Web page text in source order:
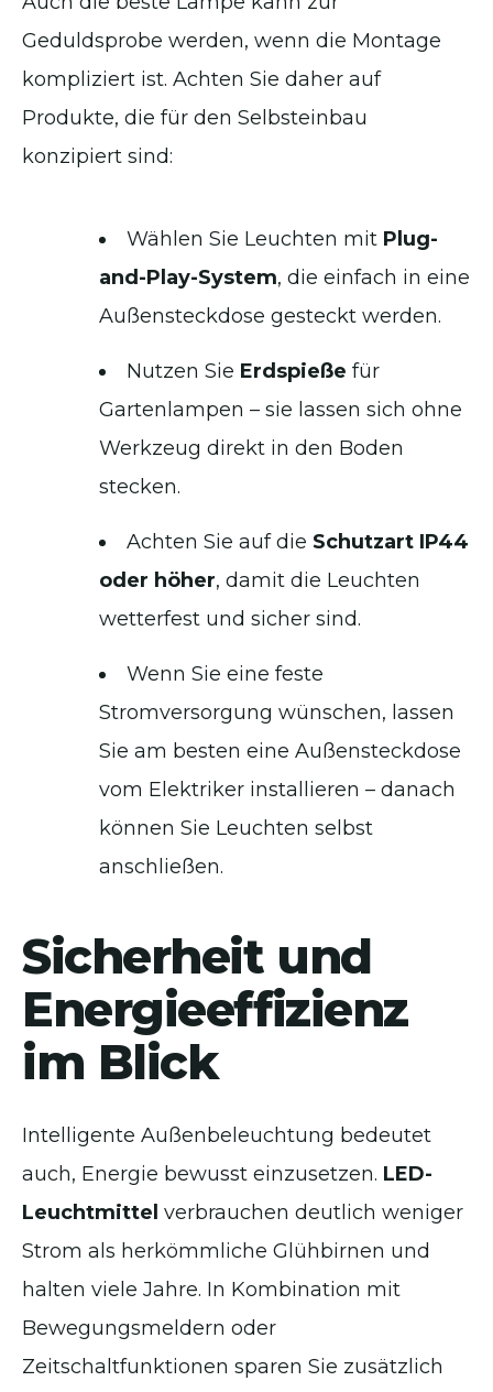
Geduldsprobe werden, wenn die Montage
kompliziert ist. Achten Sie daher auf
Produkte, die für den Selbsteinbau
konzipiert sind:
Wählen Sie Leuchten mit Plug-
and-Play-System, die einfach in eine
Außensteckdose gesteckt werden.
Nutzen Sie Erdspieße für
Gartenlampen – sie lassen sich ohne
Werkzeug direkt in den Boden
stecken.
Achten Sie auf die Schutzart IP44
oder höher, damit die Leuchten
wetterfest und sicher sind.
Wenn Sie eine feste
Stromversorgung wünschen, lassen
Sie am besten eine Außensteckdose
vom Elektriker installieren – danach
können Sie Leuchten selbst
anschließen.
Sicherheit und
Energieeffizienz
im Blick
Intelligente Außenbeleuchtung bedeutet
auch, Energie bewusst einzusetzen. LED-
Leuchtmittel verbrauchen deutlich weniger
Strom als herkömmliche Glühbirnen und
halten viele Jahre. In Kombination mit
Bewegungsmeldern oder
Zeitschaltfunktionen sparen Sie zusätzlich